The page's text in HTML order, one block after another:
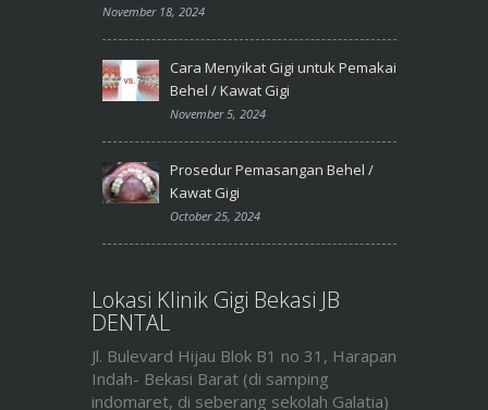
November 18, 2024
Cara Menyikat Gigi untuk Pemakai
Behel / Kawat Gigi
November 5, 2024
Prosedur Pemasangan Behel /
Kawat Gigi
October 25, 2024
Lokasi Klinik Gigi Bekasi JB
DENTAL
Jl. Bulevard Hijau Blok B1 no 31, Harapan
Indah- Bekasi Barat (di samping
indomaret, di seberang sekolah Galatia)